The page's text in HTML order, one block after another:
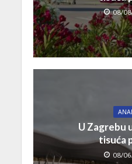
08/
U Zagrebu
tisuća
08/